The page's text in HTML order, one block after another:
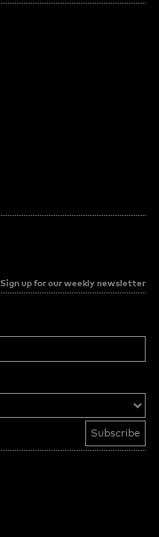
Sign up for our weekly newsletter